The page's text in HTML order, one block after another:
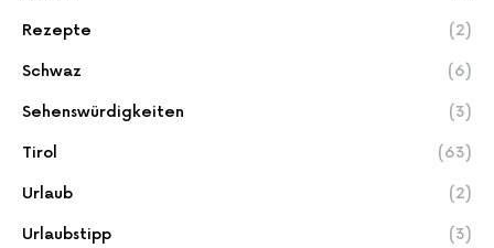
Rezepte (2)
Schwaz (6)
Sehenswürdigkeiten (3)
Tirol (63)
Urlaub (2)
Urlaubstipp (3)